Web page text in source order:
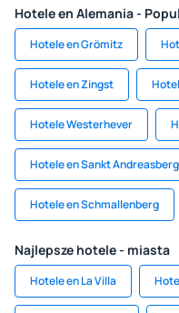
Hotele en Alemania -
Hotele en Grömitz
Hotele en Zingst
Hotele Westerhever
Hotele en Sankt Andreasberg
Hotele en Schmallenberg
Najlepsze hotele - miasta
Hotele en La Villa